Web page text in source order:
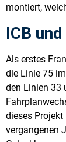
montiert,
ICB
Als erstes
die Linie 75
den Linien 33
dieses
vergangenen